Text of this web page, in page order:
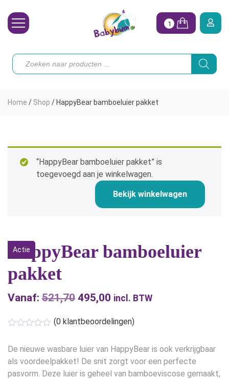
Toebehoren
Onze merken
Hoe begin ik?
1
Producten
zoeken
Home / Shop / HappyBear bamboeluier pakket
“HappyBear bamboeluier pakket” is
toegevoegd aan je winkelwagen.
Bekijk winkelwagen
Actie
HappyBear bamboeluier
pakket
Vanaf: 521,70 Oorspronkelijke
€521,70.
495,00 Huidige
is:
€495,00.
incl. BTW
(0 klantbeoordelingen)
De nieuwe wasbare luier van HappyBear is ook verkrijgbaar
als voordeelpakket! De snit zorgt voor een perfecte
pasvorm. Deze luier is geheel van bamboeviscose gemaakt,